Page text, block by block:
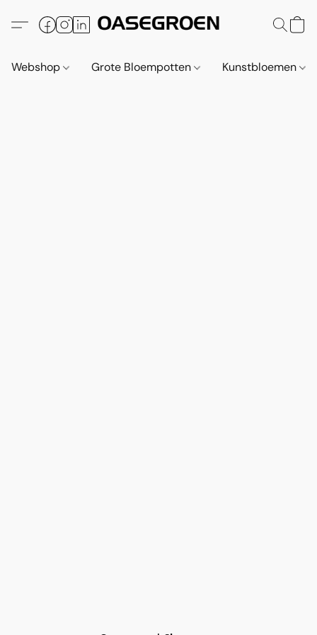
Webshop Grote Bloempotten Kunstbloemen